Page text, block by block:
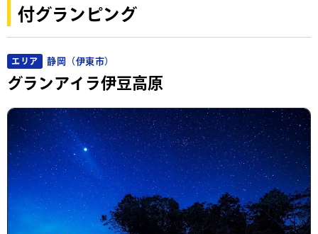
付グランピング
エリア 静岡（伊東市）
グランアイラ伊豆高原